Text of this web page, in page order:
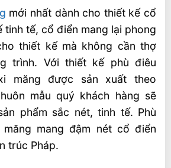
Lý Tưởng
Mỹ Cao
Sản Xuất
Phù Điêu Xi Măng 80 x 120
Trí Nội Thất
Trí Ngoại Thất
Sử Dụng Phù Điêu Xi Măng
mới nhất dành cho thiết kế cổ
tinh tế, cổ điển mang lại phong
thiết kế mà không cần thợ
trình. Với thiết kế phù điêu
măng được sản xuất theo
mẫu quý khách hàng sẽ
phẩm sắc nét, tinh tế. Phù
mang đậm nét cổ điển
trúc Pháp.